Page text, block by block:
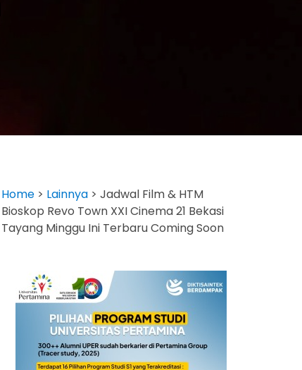
Home > Lainnya > Jadwal Film & HTM
Bioskop Revo Town XXI Cinema 21 Bekasi
Tayang Minggu Ini Terbaru Coming Soon